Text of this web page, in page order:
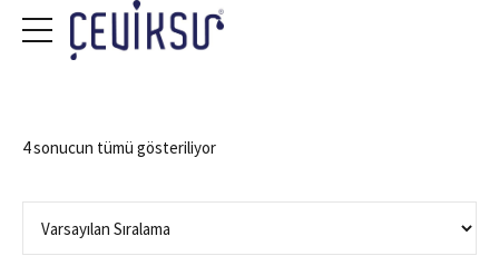
4 sonucun tümü gösteriliyor